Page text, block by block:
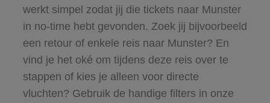
werkt simpel zodat jij die tickets naar Munster
in no-time hebt gevonden. Zoek jij bijvoorbeeld
een retour of enkele reis naar Munster? En
vind je het oké om tijdens deze reis over te
stappen of kies je alleen voor directe
vluchten? Gebruik de handige filters in onze